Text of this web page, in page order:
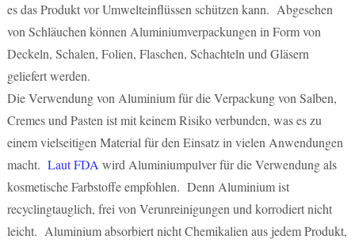
es das Produkt vor Umwelteinflüssen schützen kann. Abgesehen
von Schläuchen können Aluminiumverpackungen in Form von
Deckeln, Schalen, Folien, Flaschen, Schachteln und Gläsern
geliefert werden.
Die Verwendung von Aluminium für die Verpackung von Salben,
Cremes und Pasten ist mit keinem Risiko verbunden, was es zu
einem vielseitigen Material für den Einsatz in vielen Anwendungen
macht. Laut FDA wird Aluminiumpulver für die Verwendung als
kosmetische Farbstoffe empfohlen. Denn Aluminium ist
recyclingtauglich, frei von Verunreinigungen und korrodiert nicht
leicht. Aluminium absorbiert nicht Chemikalien aus jedem Produkt,